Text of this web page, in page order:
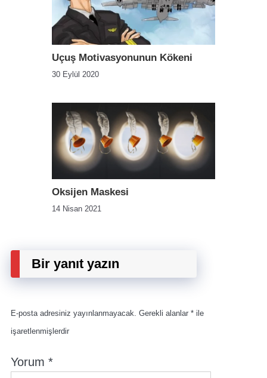
Uçuş Motivasyonunun Kökeni
30 Eylül 2020
Oksijen Maskesi
14 Nisan 2021
Bir yanıt yazın
E-posta adresiniz yayınlanmayacak. Gerekli alanlar * ile
işaretlenmişlerdir
Yorum *